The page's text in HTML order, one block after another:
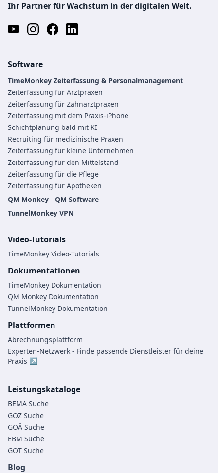
Ihr Partner für Wachstum in der digitalen Welt.
Software
TimeMonkey Zeiterfassung & Personalmanagement
Zeiterfassung für Arztpraxen
Zeiterfassung für Zahnarztpraxen
Zeiterfassung mit dem Praxis-iPhone
Schichtplanung bald mit KI
Recruiting für medizinische Praxen
Zeiterfassung für kleine Unternehmen
Zeiterfassung für den Mittelstand
Zeiterfassung für die Pflege
Zeiterfassung für Apotheken
QM Monkey - QM Software
TunnelMonkey VPN
Video-Tutorials
TimeMonkey Video-Tutorials
Dokumentationen
TimeMonkey Dokumentation
QM Monkey Dokumentation
TunnelMonkey Dokumentation
Plattformen
Abrechnungsplattform
Experten-Netzwerk - Finde passende Dienstleister für deine
Praxis ↗
Leistungskataloge
BEMA Suche
GOZ Suche
GOÄ Suche
EBM Suche
GOT Suche
Blog